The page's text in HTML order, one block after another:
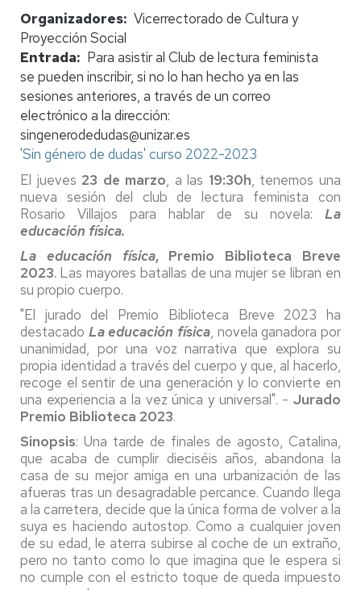
Organizadores Vicerrectorado de Cultura y
Proyección Social
Entrada
Para asistir al Club de lectura feminista
se pueden inscribir, si no lo han hecho ya en las
sesiones anteriores, a través de un correo
electrónico a la dirección:
singenerodedudas@unizar.es
'Sin género de dudas' curso 2022-2023
El jueves 23 de marzo, a las 19:30h, tenemos una
nueva sesión del club de lectura feminista con
Rosario Villajos para hablar de su novela: La
educación física.
La educación física, Premio Biblioteca Breve
2023. Las mayores batallas de una mujer se libran en
su propio cuerpo.
"El jurado del Premio Biblioteca Breve 2023 ha
destacado La educación física, novela ganadora por
unanimidad, por una voz narrativa que explora su
propia identidad a través del cuerpo y que, al hacerlo,
recoge el sentir de una generación y lo convierte en
una experiencia a la vez única y universal". - Jurado
Premio Biblioteca 2023.
Sinopsis: Una tarde de finales de agosto, Catalina,
que acaba de cumplir dieciséis años, abandona la
casa de su mejor amiga en una urbanización de las
afueras tras un desagradable percance. Cuando llega
a la carretera, decide que la única forma de volver a la
suya es haciendo autostop. Como a cualquier joven
de su edad, le aterra subirse al coche de un extraño,
pero no tanto como lo que imagina que le espera si
no cumple con el estricto toque de queda impuesto